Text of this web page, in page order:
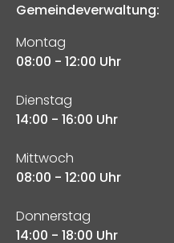
Gemeindeverwaltung:
Montag
08:00 - 12:00 Uhr
Dienstag
14:00 - 16:00 Uhr
Mittwoch
08:00 - 12:00 Uhr
Donnerstag
14:00 - 18:00 Uhr